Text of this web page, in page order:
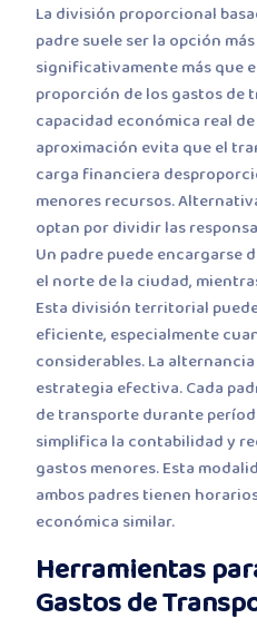
La división proporcional
padre suele ser la opción
significativamente más que
proporción de los gastos de
capacidad económica real
aproximación evita que el
carga financiera
menores recursos.
optan por dividir las
Un padre puede encargarse
el norte de la ciudad,
Esta división territorial
eficiente, especialmente
considerables. La
estrategia efectiva. Cada
de transporte durante
simplifica la contabilidad y
gastos menores. Esta
ambos padres tienen
económica similar.
Herramientas
Gastos de